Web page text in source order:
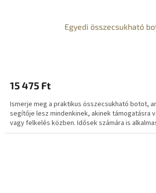
Egyedi összecsukható
15 475 Ft
Ismerje meg a praktikus összecsukható botot,
segítője lesz mindenkinek, akinek támogatásra
vagy felkelés közben. Idősek számára is